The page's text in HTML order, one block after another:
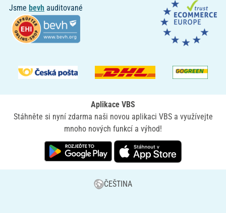
Jsme bevh auditované
Aplikace VBS
Stáhněte si nyní zdarma naši novou aplikaci VBS a využívejte
mnoho nových funkcí a výhod!
ČEŠTINA